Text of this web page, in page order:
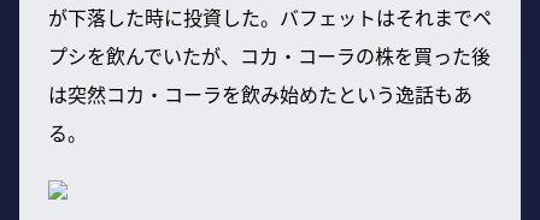
が下落した時に投資した。バフェットはそれまでペ
プシを飲んでいたが、コカ・コーラの株を買った後
は突然コカ・コーラを飲み始めたという逸話もあ
る。